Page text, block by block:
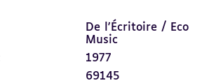
De l'Écritoire / Eco
Music
1977
69145